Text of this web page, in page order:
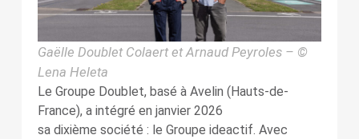
Gaëlle Doublet Colaert et Arnaud Peyroles – ©
Lena Heleta
Le Groupe Doublet, basé à Avelin (Hauts-de-
France), a intégré en janvier 2026
sa dixième société : le Groupe ideactif. Avec